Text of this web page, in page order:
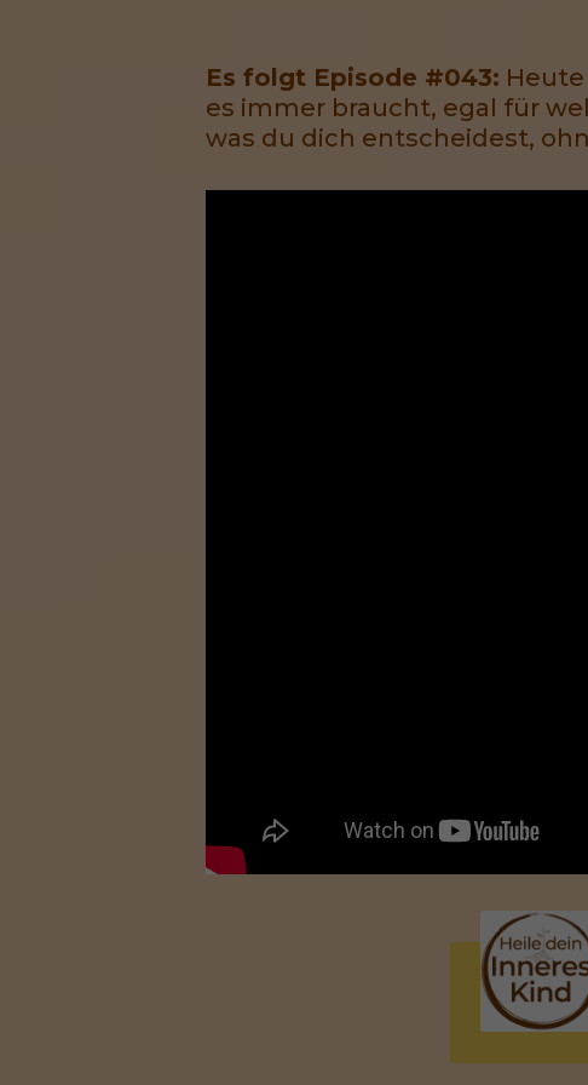
Es folgt Episode #043:
es immer braucht, egal für
was du dich entscheidest,